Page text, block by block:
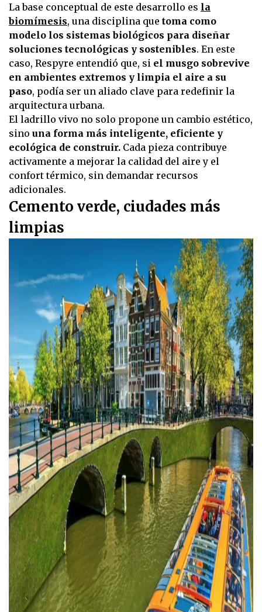
La base conceptual de este desarrollo es la
biomímesis, una disciplina que toma como
modelo los sistemas biológicos para diseñar
soluciones tecnológicas y sostenibles. En este
caso, Respyre entendió que, si el musgo sobrevive
en ambientes extremos y limpia el aire a su
paso, podía ser un aliado clave para redefinir la
arquitectura urbana.
El ladrillo vivo no solo propone un cambio estético,
sino una forma más inteligente, eficiente y
ecológica de construir. Cada pieza contribuye
activamente a mejorar la calidad del aire y el
confort térmico, sin demandar recursos
adicionales.
Cemento verde, ciudades más
limpias